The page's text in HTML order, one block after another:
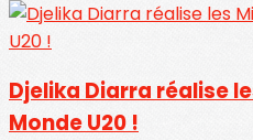
Djelika Diarra réalise
Monde U20 !